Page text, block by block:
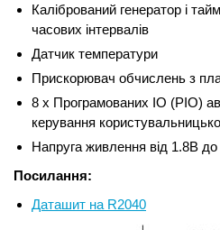
Калібрований генератор і
часових інтервалів
Датчик температури
Прискорювач обчислень з
8 x Програмованих IO (PIO)
керування
Напруга живлення від 1.8В
Посилання:
Даташит на R2040